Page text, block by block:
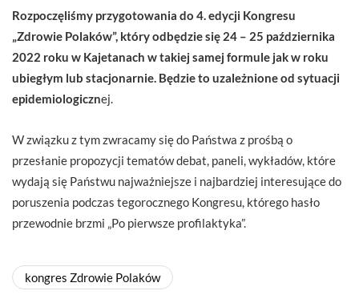
Rozpoczęliśmy przygotowania do 4. edycji Kongresu
„Zdrowie Polaków”, który odbędzie się 24 – 25 października
2022 roku w Kajetanach w takiej samej formule jak w roku
ubiegłym lub stacjonarnie. Będzie to uzależnione od sytuacji
epidemiologicznej.
W związku z tym zwracamy się do Państwa z prośbą o
przesłanie propozycji tematów debat, paneli, wykładów, które
wydają się Państwu najważniejsze i najbardziej interesujące do
poruszenia podczas tegorocznego Kongresu, którego hasło
przewodnie brzmi „Po pierwsze profilaktyka”.
kongres Zdrowie Polaków